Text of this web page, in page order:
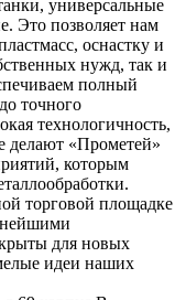
универсальные
Это позволяет нам
оснастку и
нужд, так и
полный
точного
технологичность,
делают «Прометей»
которым
торговой площадке
для новых
идеи наших